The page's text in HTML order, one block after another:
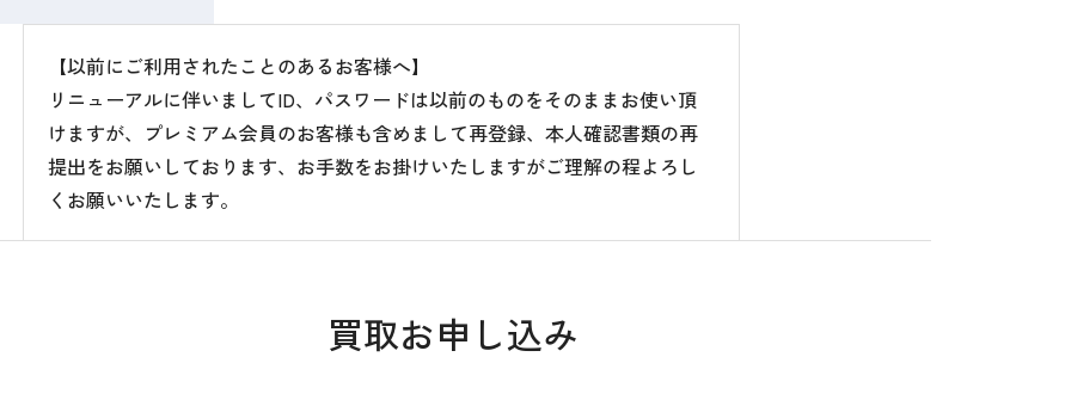
【以前にご利用されたことのあるお客様へ】
リニューアルに伴いましてID、パスワードは以前のものをそのままお使い頂
けますが、プレミアム会員のお客様も含めまして再登録、本人確認書類の再
提出をお願いしております、お手数をお掛けいたしますがご理解の程よろし
くお願いいたします。
買取お申し込み